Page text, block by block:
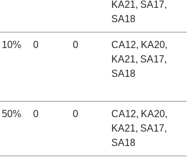
KA21, SA17,
SA18
10% 0 0
CA12, KA20,
KA21, SA17,
SA18
50% 0 0
CA12, KA20,
KA21, SA17,
SA18